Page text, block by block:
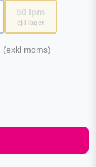
50 lpm
ej i lager
(exkl moms)